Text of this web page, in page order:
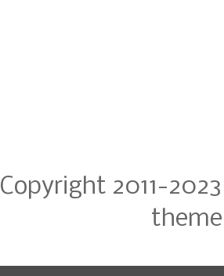
Copyright 2011-